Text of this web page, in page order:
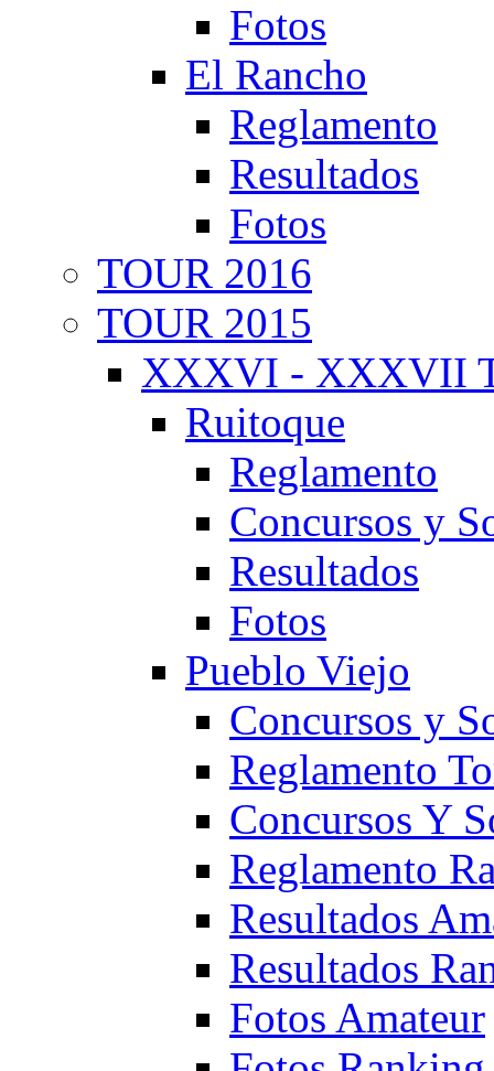
Fotos
El Rancho
Reglamento
Resultados
Fotos
TOUR 2016
TOUR 2015
XXXVI - XXXVII
Ruitoque
Reglamento
Concursos y
Resultados
Fotos
Pueblo Viejo
Concursos y
Reglamento
Concursos Y
Reglamento
Resultados
Resultados
Fotos Amateur